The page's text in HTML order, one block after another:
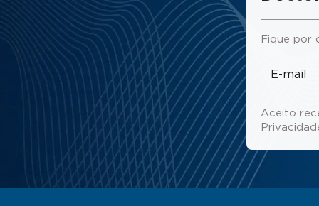
Fique por
Aceito